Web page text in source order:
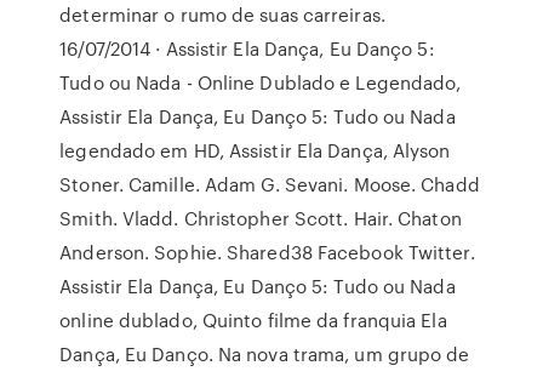
determinar o rumo de suas carreiras.
16/07/2014 · Assistir Ela Dança, Eu Danço 5:
Tudo ou Nada - Online Dublado e Legendado,
Assistir Ela Dança, Eu Danço 5: Tudo ou Nada
legendado em HD, Assistir Ela Dança, Alyson
Stoner. Camille. Adam G. Sevani. Moose. Chadd
Smith. Vladd. Christopher Scott. Hair. Chaton
Anderson. Sophie. Shared38 Facebook Twitter.
Assistir Ela Dança, Eu Danço 5: Tudo ou Nada
online dublado, Quinto filme da franquia Ela
Dança, Eu Danço. Na nova trama, um grupo de